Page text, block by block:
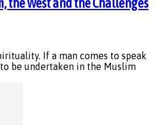
If a man comes to speak
be undertaken in the Muslim